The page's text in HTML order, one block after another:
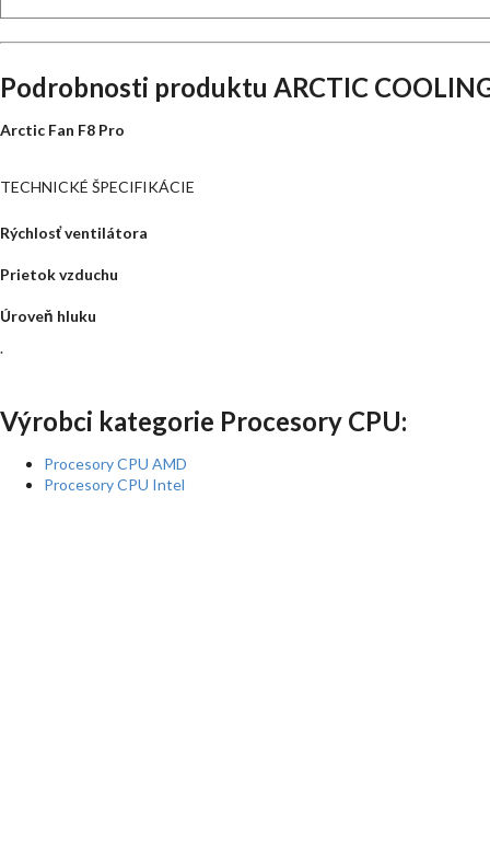
Podrobnosti produktu ARCTIC
Arctic Fan F8 Pro
TECHNICKÉ ŠPECIFIKÁCIE
Rýchlosť ventilátora
Prietok vzduchu
Úroveň hluku
.
Výrobci kategorie Procesory CPU:
Procesory CPU AMD
Procesory CPU Intel